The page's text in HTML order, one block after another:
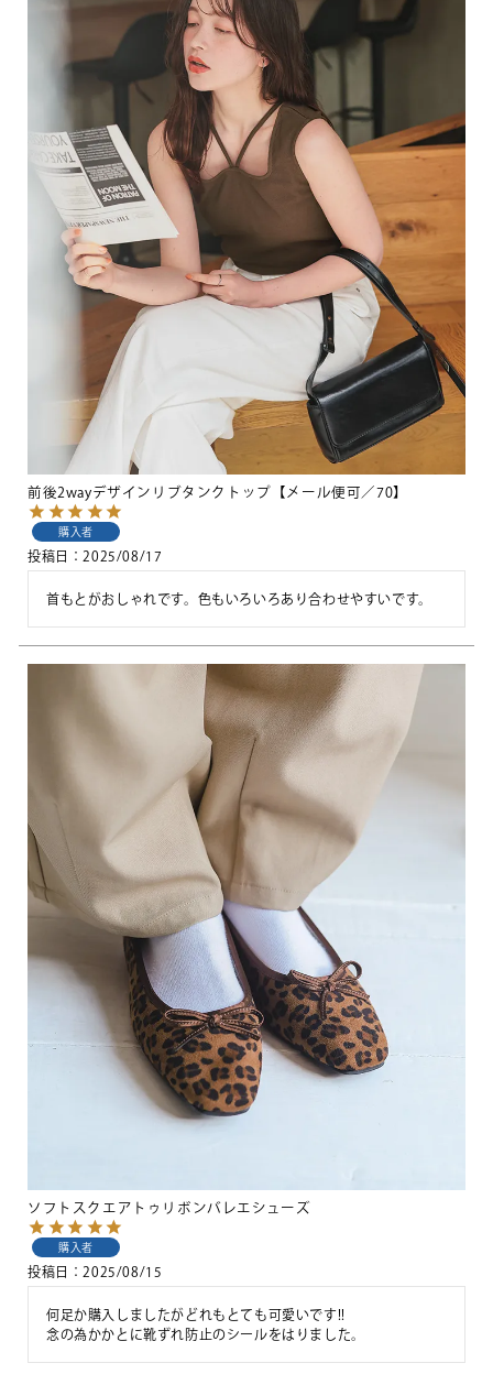
前後2wayデザインリブタンクトップ【メール便可／70】
購入者
投稿日 2025/08/17
首もとがおしゃれです。色もいろいろあり合わせやすいです。
ソフトスクエアトゥリボンバレエシューズ
購入者
投稿日 2025/08/15
何足か購入しましたがどれもとても可愛いです!!
念の為かかとに靴ずれ防止のシールをはりました。